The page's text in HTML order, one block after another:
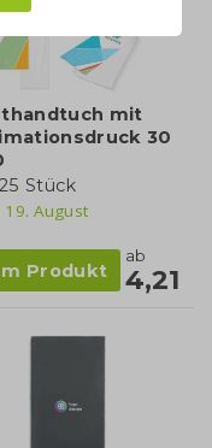
mit
30
Stück
19. August
Produkt
ab
4,21